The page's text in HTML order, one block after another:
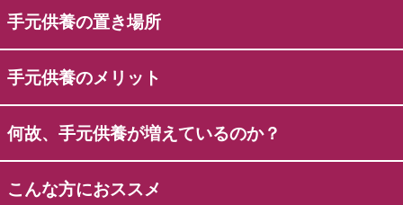
手元供養の置き場所
手元供養のメリット
何故、手元供養が増えているのか？
こんな方におススメ